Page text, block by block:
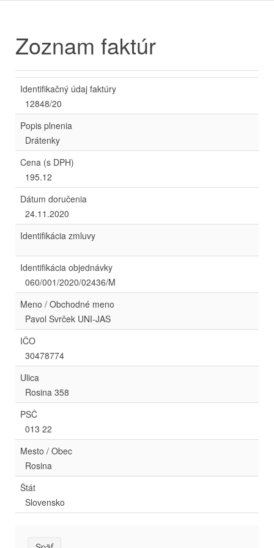
Zoznam faktúr
Identifikačný údaj faktúry
12848/20
Popis plnenia
Drátenky
Cena (s DPH)
195.12
Dátum doručenia
24.11.2020
Identifikácia zmluvy
Identifikácia objednávky
060/001/2020/02436/M
Meno / Obchodné meno
Pavol Svrček UNI-JAS
IČO
30478774
Ulica
Rosina 358
PSČ
013 22
Mesto / Obec
Rosina
Štát
Slovensko